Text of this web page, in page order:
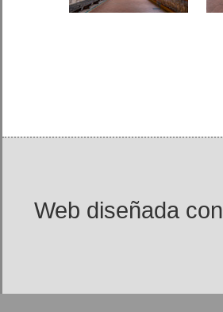
Web diseñada con